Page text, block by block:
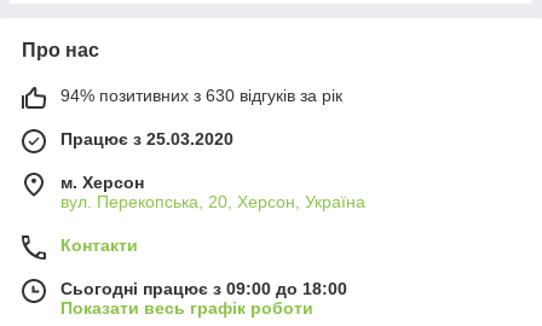
Про нас
94% позитивних з 630 відгуків за рік
Працює з 25.03.2020
м. Херсон
вул. Перекопська, 20, Херсон, Україна
Контакти
Сьогодні працює з 09:00 до 18:00
Показати весь графік роботи